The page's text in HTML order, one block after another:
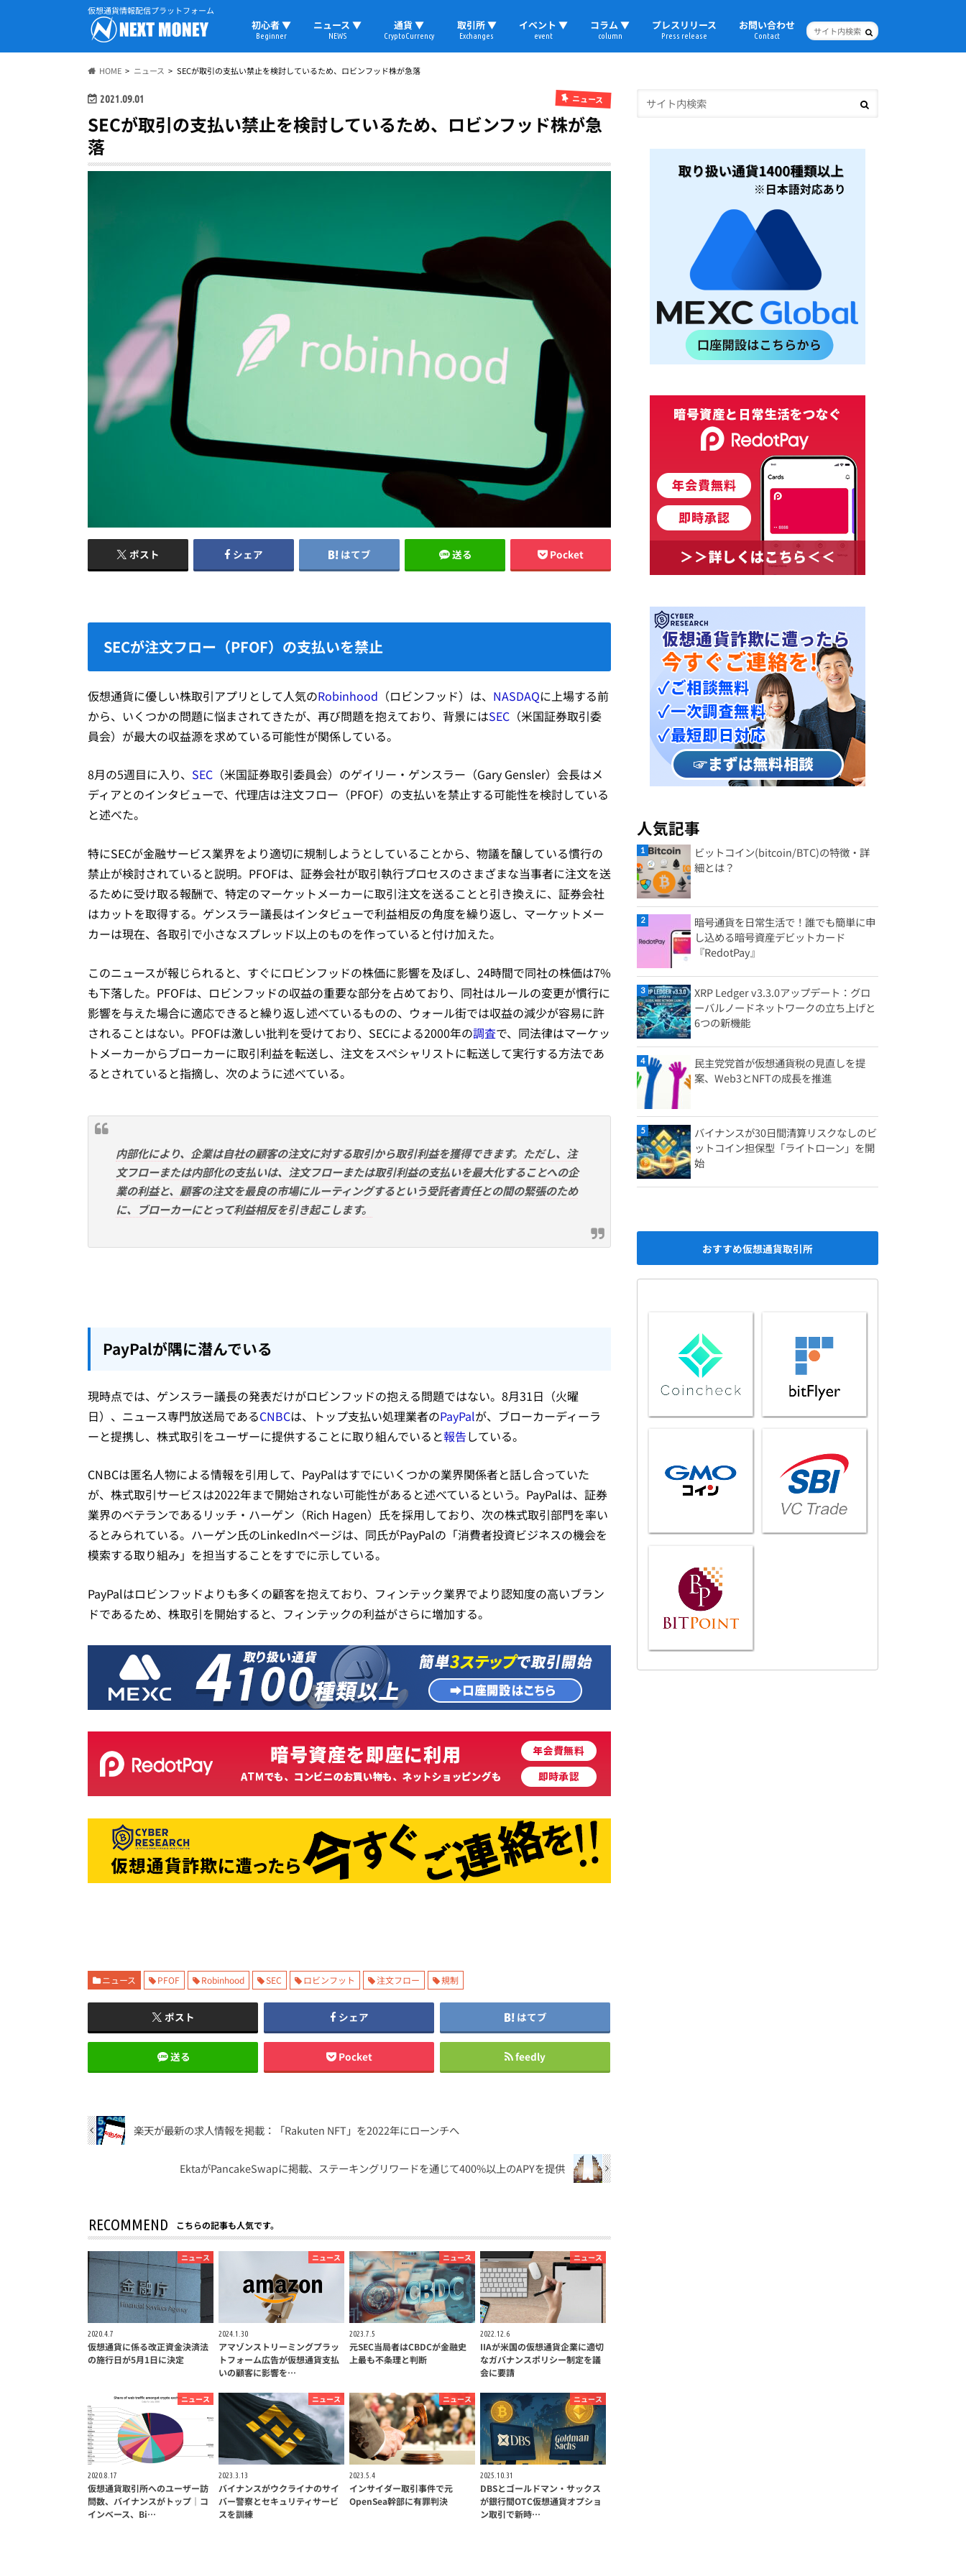
仮想通貨情報配信プラットフォーム
初心者 ▼
Beginner
ニュース ▼
NEWS
通貨 ▼
CryptoCurrency
取引所 ▼
Exchanges
イベント ▼
event
コラム ▼
column
プレスリリース
Press release
お問い合わせ
Contact
HOME ニュース SECが取引の支払い禁止を検討しているため、ロビンフッド株が急落
2021.09.01 ニュース
SECが取引の支払い禁止を検討しているため、ロビンフッド株が急
落
ポスト シェア はてブ 送る Pocket
SECが注文フロー（PFOF）の支払いを禁止
仮想通貨に優しい株取引アプリとして人気のRobinhood （ロビンフッド）は、 NASDAQに上場する前
から、いくつかの問題に悩まされてきたが、再び問題を抱えており、背景にはSEC （米国証券取引委
員会）が最大の収益源を求めている可能性が関係している。
8月の5週目に入り、 SEC （米国証券取引委員会）のゲイリー・ゲンスラー（Gary Gensler）会長はメ
ディアとのインタビューで、代理店は注文フロー（PFOF）の支払いを禁止する可能性を検討している
と述べた。
特にSECが金融サービス業界をより適切に規制しようとしていることから、物議を醸している慣行の
禁止が検討されていると説明。PFOFは、証券会社が取引執行プロセスのさまざまな当事者に注文を送
るために受け取る報酬で、特定のマーケットメーカーに取引注文を送ることと引き換えに、証券会社
はカットを取得する。ゲンスラー議長はインタビューで利益相反の角度を繰り返し、マーケットメー
カーは現在、各取引で小さなスプレッド以上のものを作っていると付け加えた。
このニュースが報じられると、すぐにロビンフッドの株価に影響を及ぼし、24時間で同社の株価は7%
も下落した。PFOFは、ロビンフッドの収益の重要な部分を占めており、同社はルールの変更が慣行に
影響を与えた場合に適応できると繰り返し述べているものの、ウォール街では収益の減少が容易に許
されることはない。PFOFは激しい批判を受けており、SECによる2000年の調査で、同法律はマーケッ
トメーカーからブローカーに取引利益を転送し、注文をスペシャリストに転送して実行する方法であ
るとされていると指摘し、次のように述べている。
内部化により、企業は自社の顧客の注文に対する取引から取引利益を獲得できます。ただし、注
文フローまたは内部化の支払いは、注文フローまたは取引利益の支払いを最大化することへの企
業の利益と、顧客の注文を最良の市場にルーティングするという受託者責任との間の緊張のため
に、ブローカーにとって利益相反を引き起こします。
PayPalが隅に潜んでいる
現時点では、ゲンスラー議長の発表だけがロビンフッドの抱える問題ではない。8月31日（火曜
日）、ニュース専門放送局であるCNBCは、トップ支払い処理業者のPayPalが、ブローカーディーラ
ーと提携し、株式取引をユーザーに提供することに取り組んでいると報告している。
CNBCは匿名人物による情報を引用して、PayPalはすでにいくつかの業界関係者と話し合っていた
が、株式取引サービスは2022年まで開始されない可能性があると述べているという。PayPalは、証券
業界のベテランであるリッチ・ハーゲン（Rich Hagen）氏を採用しており、次の株式取引部門を率い
るとみられている。ハーゲン氏のLinkedInページは、同氏がPayPalの「消費者投資ビジネスの機会を
模索する取り組み」を担当することをすでに示している。
PayPalはロビンフッドよりも多くの顧客を抱えており、フィンテック業界でより認知度の高いブラン
ドであるため、株取引を開始すると、フィンテックの利益がさらに増加する。
ニュース PFOF Robinhood SEC ロビンフット 注文フロー 規制
ポスト シェア はてブ
送る Pocket feedly
楽天が最新の求人情報を掲載：「Rakuten NFT」を2022年にローンチへ
EktaがPancakeSwapに掲載、ステーキングリワードを通じて400%以上のAPYを提供
RECOMMEND こちらの記事も人気です。
ニュース
2020.4.7
仮想通貨に係る改正資金決済法
の施行日が5月1日に決定
ニュース
2024.1.30
アマゾンストリーミングプラッ
トフォーム広告が仮想通貨支払
いの顧客に影響を…
ニュース
2023.7.5
元SEC当局者はCBDCが金融史
上最も不条理と判断
ニュース
2022.12.6
IIAが米国の仮想通貨企業に適切
なガバナンスポリシー制定を議
会に要請
ニュース
2020.8.17
仮想通貨取引所へのユーザー訪
問数、バイナンスがトップ｜コ
インベース、Bi…
ニュース
2023.3.13
バイナンスがウクライナのサイ
バー警察とセキュリティサービ
スを訓練
ニュース
2023.5.4
インサイダー取引事件で元
OpenSea幹部に有罪判決
ニュース
2025.10.31
DBSとゴールドマン・サックス
が銀行間OTC仮想通貨オプショ
ン取引で新時…
人気記事
ビットコイン(bitcoin/BTC)の特徴・詳
細とは？
暗号通貨を日常生活で！誰でも簡単に申
し込める暗号資産デビットカード
『RedotPay』
XRP Ledger v3.3.0アップデート：グロ
ーバルノードネットワークの立ち上げと
6つの新機能
民主党党首が仮想通貨税の見直しを提
案、Web3とNFTの成長を推進
バイナンスが30日間清算リスクなしのビ
ットコイン担保型「ライトローン」を開
始
おすすめ仮想通貨取引所